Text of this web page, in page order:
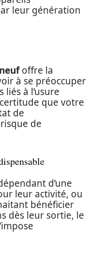
leur génération
offre la
à se préoccuper
à l’usure
que votre
de
de
d’une
leur activité, ou
bénéficier
dès leur sortie, le